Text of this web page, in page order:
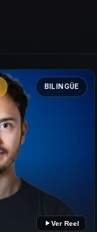
BILINGÜE
Ver Reel